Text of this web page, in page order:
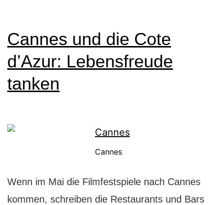
Cannes und die Cote
d’Azur: Lebensfreude
tanken
Cannes
Wenn im Mai die Filmfestspiele nach Cannes
kommen, schreiben die Restaurants und Bars